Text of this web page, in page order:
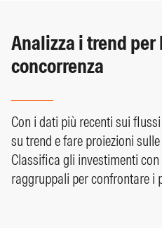
Analizza i trend per
concorrenza
Con i dati più recenti sui
su trend e fare proiezioni
Classifica gli investimenti
raggruppali per confrontare i